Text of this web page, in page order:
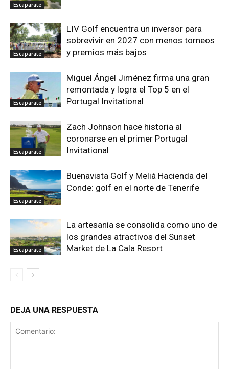
Escaparate
Escaparate
LIV Golf encuentra un inversor para
sobrevivir en 2027 con menos torneos
y premios más bajos
Escaparate
Miguel Ángel Jiménez firma una gran
remontada y logra el Top 5 en el
Portugal Invitational
Escaparate
Zach Johnson hace historia al
coronarse en el primer Portugal
Invitational
Escaparate
Buenavista Golf y Meliá Hacienda del
Conde: golf en el norte de Tenerife
Escaparate
La artesanía se consolida como uno de
los grandes atractivos del Sunset
Market de La Cala Resort
DEJA UNA RESPUESTA